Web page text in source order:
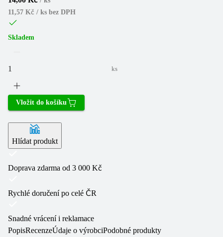
11,57 Kč / ks bez DPH
Skladem
ks
Vložit do košíku
Hlídat produkt
Doprava zdarma od 3 000 Kč
Rychlé doručení po celé ČR
Snadné vrácení i reklamace
PopisRecenzeÚdaje o výrobciPodobné produkty